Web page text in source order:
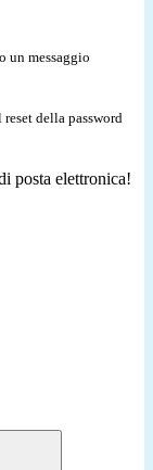
un messaggio
della password
posta elettronica!